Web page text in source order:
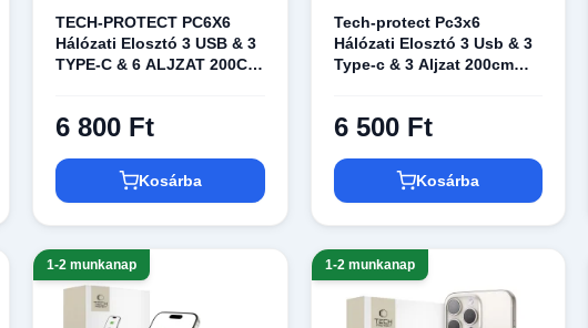
TECH-PROTECT PC6X6
Hálózati Elosztó 3 USB & 3
TYPE-C & 6 ALJZAT 200CM
6 800 Ft
Kosárba
Tech-protect Pc3x6
Hálózati Elosztó 3 Usb & 3
Type-c & 3 Aljzat 200cm
6 500 Ft
Kosárba
1-2 munkanap 1-2 munkanap